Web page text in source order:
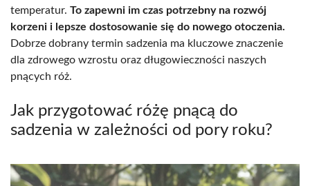
temperatur. To zapewni im czas potrzebny na rozwój
korzeni i lepsze dostosowanie się do nowego otoczenia.
Dobrze dobrany termin sadzenia ma kluczowe znaczenie
dla zdrowego wzrostu oraz długowieczności naszych
pnących róż.
Jak przygotować różę pnącą do
sadzenia w zależności od pory roku?